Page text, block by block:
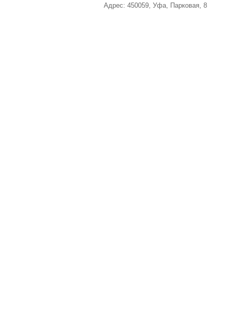
Адрес: 450059, Уфа, Парковая, 8